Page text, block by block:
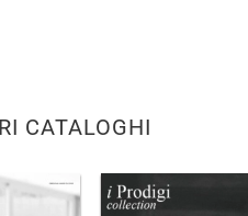
CATALOGHI